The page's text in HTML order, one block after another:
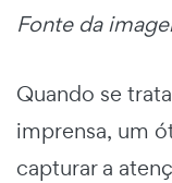
Fonte da
Quando se
imprensa, um
capturar a